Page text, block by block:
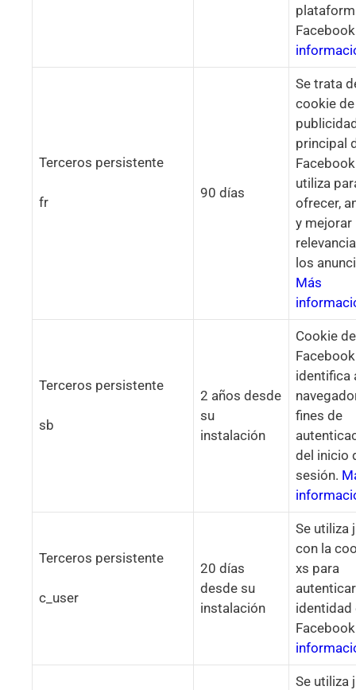
Terceros persistente
fr
90 días
Se trata
cookie de
principal
utiliza
ofrecer,
y mejorar
los
Más
Terceros persistente
sb
2 años desde
su
instalación
Cookie de
identifica
fines de
del inicio
sesión.
Terceros persistente
c_user
20 días
desde su
instalación
Se utiliza
con la
xs para
identidad
Se utiliza